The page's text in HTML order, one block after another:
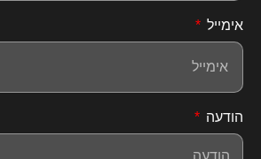
אימייל
הודעה